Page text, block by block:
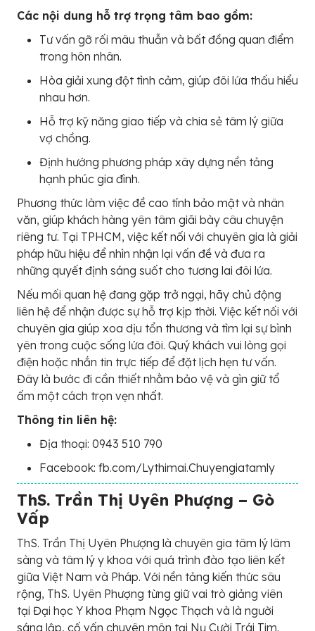
Các nội dung hỗ trợ trọng tâm bao gồm:
Tư vấn gỡ rối mâu thuẫn và bất đồng quan điểm
trong hôn nhân.
Hòa giải xung đột tình cảm, giúp đôi lứa thấu hiểu
nhau hơn.
Hỗ trợ kỹ năng giao tiếp và chia sẻ tâm lý giữa
vợ chồng.
Định hướng phương pháp xây dựng nền tảng
hạnh phúc gia đình.
Phương thức làm việc đề cao tính bảo mật và nhân
văn, giúp khách hàng yên tâm giãi bày câu chuyện
riêng tư. Tại TPHCM, việc kết nối với chuyên gia là giải
pháp hữu hiệu để nhìn nhận lại vấn đề và đưa ra
những quyết định sáng suốt cho tương lai đôi lứa.
Nếu mối quan hệ đang gặp trở ngại, hãy chủ động
liên hệ để nhận được sự hỗ trợ kịp thời. Việc kết nối với
chuyên gia giúp xoa dịu tổn thương và tìm lại sự bình
yên trong cuộc sống lứa đôi. Quý khách vui lòng gọi
điện hoặc nhắn tin trực tiếp để đặt lịch hẹn tư vấn.
Đây là bước đi cần thiết nhằm bảo vệ và gìn giữ tổ
ấm một cách trọn vẹn nhất.
Thông tin liên hệ:
Địa thoại: 0943 510 790
Facebook: fb.com/Lythimai.Chuyengiatamly
ThS. Trần Thị Uyên Phượng – Gò
Vấp
ThS. Trần Thị Uyên Phượng là chuyên gia tâm lý lâm
sàng và tâm lý y khoa với quá trình đào tạo liên kết
giữa Việt Nam và Pháp. Với nền tảng kiến thức sâu
rộng, ThS. Uyên Phượng từng giữ vai trò giảng viên
tại Đại học Y khoa Phạm Ngọc Thạch và là người
sáng lập, cố vấn chuyên môn tại Nụ Cười Trái Tim.